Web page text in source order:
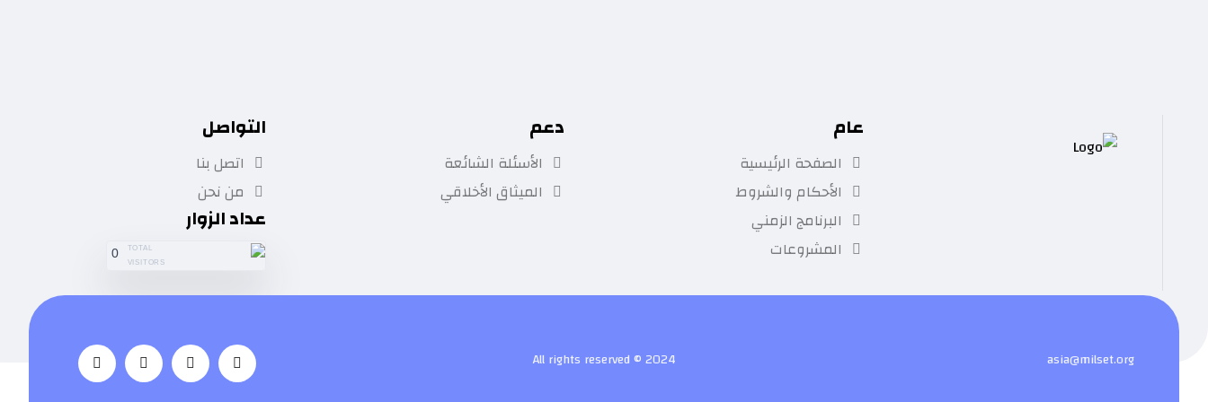
عام
الصفحة الرئيسية
الأحكام والشروط
البرنامج الزمني
المشروعات
دعم
الأسئلة الشائعة
الميثاق الأخلاقي
التواصل
اتصل بنا
من نحن
عداد الزوار
0
TOTAL
VISITORS
asia@milset.org
All rights reserved © 2024